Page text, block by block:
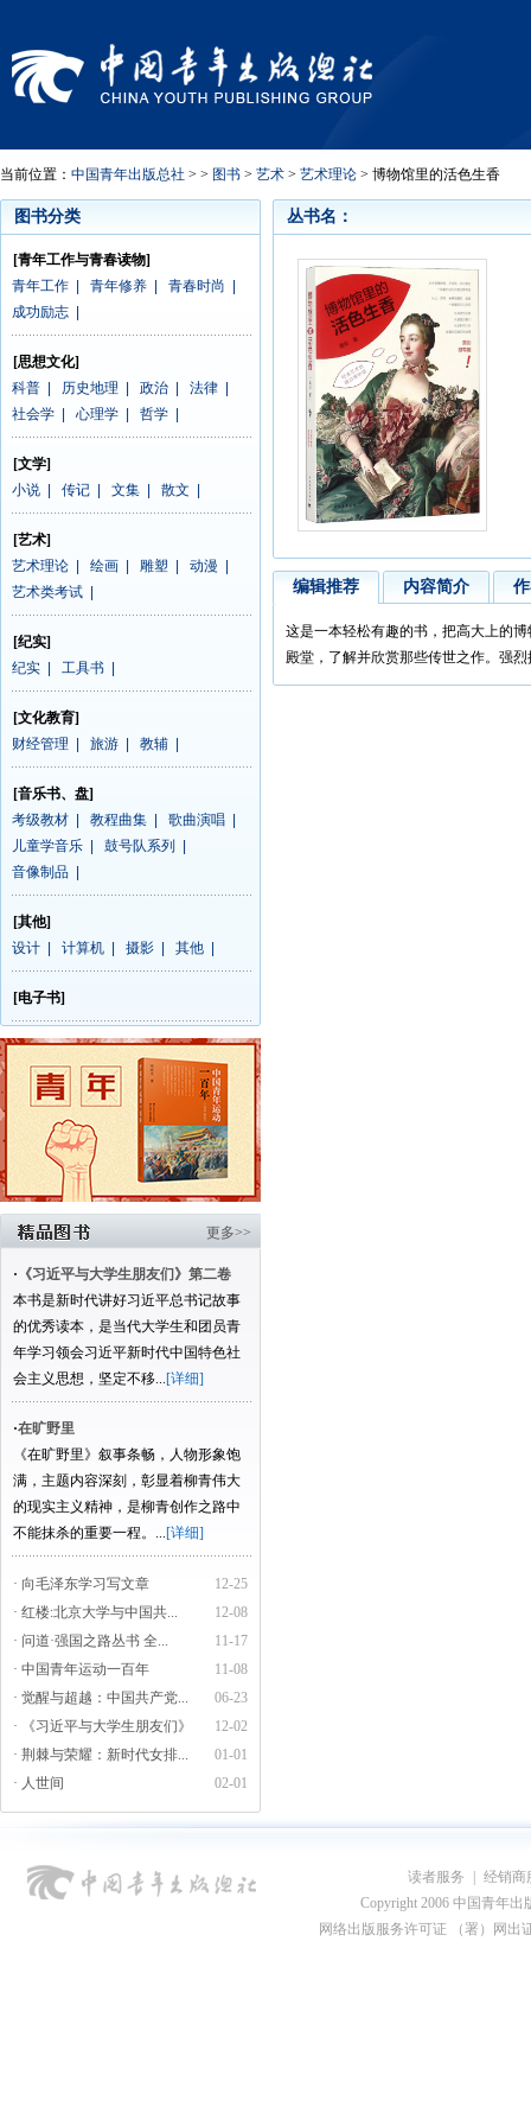
当前位置： 中国青年出版总社 > > 图书 > 艺术 > 艺术理论 > 博物馆里的活色生香
图书分类
[青年工作与青春读物]
青年工作
青年修养 青春时尚
成功励志
[思想文化]
科普
历史地理 政治 法律
社会学
心理学 哲学
[文学]
小说
传记 文集 散文
[艺术]
艺术理论
绘画 雕塑 动漫
艺术类考试
[纪实]
纪实
工具书
[文化教育]
财经管理
旅游 教辅
[音乐书、盘]
考级教材
教程曲集 歌曲演唱
儿童学音乐
鼓号队系列
音像制品
[其他]
设计
计算机 摄影 其他
[电子书]
更多>>
· 《习近平与大学生朋友们》第二卷
本书是新时代讲好习近平总书记故事
的优秀读本，是当代大学生和团员青
年学习领会习近平新时代中国特色社
会主义思想，坚定不移...[详细]
·在旷野里
《在旷野里》叙事条畅，人物形象饱
满，主题内容深刻，彰显着柳青伟大
的现实主义精神，是柳青创作之路中
不能抹杀的重要一程。...[详细]
12-25
· 向毛泽东学习写文章
12-08
· 红楼:北京大学与中国共...
11-17
· 问道·强国之路丛书 全...
11-08
· 中国青年运动一百年
06-23
· 觉醒与超越：中国共产党...
12-02
· 《习近平与大学生朋友们》
01-01
· 荆棘与荣耀：新时代女排...
02-01
· 人世间
丛书名：
编辑推荐 内容简介
这是一本轻松有趣的书，把高大上的
殿堂，了解并欣赏那些传世之作。强
读者服务
经销商
Copyright 2006 中国青年出
网络出版服务许可证 （署）网出